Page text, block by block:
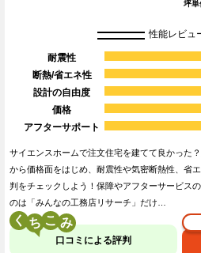
坪単
性能レビュ
耐震性
断熱/省エネ性
設計の自由度
価格
アフターサポート
サイエンスホームで注文住宅を建てて良かった
から価格面をはじめ、耐震性や気密断熱性、省
判をチェックしよう！保障やアフターサービス
のは「みんなの工務店リサーチ」だけ…
く こ
口コミによる評判